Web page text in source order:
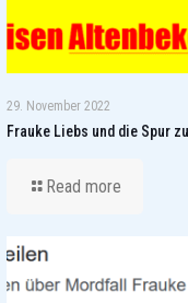
29. November 2022
Frauke Liebs und die Spur
Read more